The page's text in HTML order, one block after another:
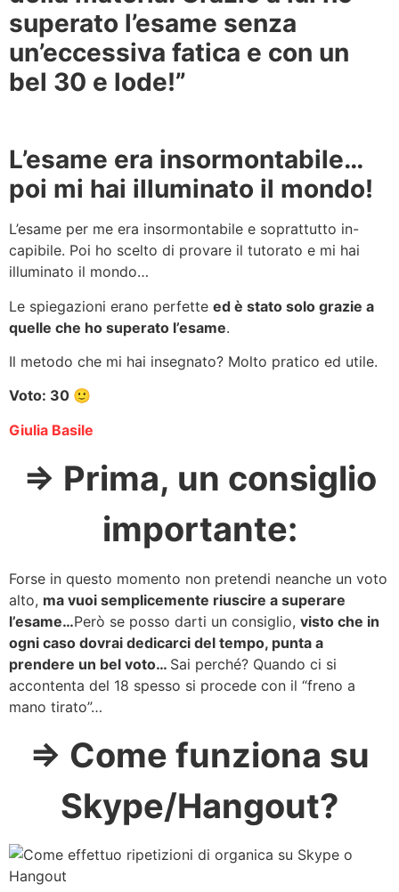
superato l’esame senza
un’eccessiva fatica e con un
bel 30 e lode!”
L’esame era insormontabile…
poi mi hai illuminato il mondo!
L’esame per me era insormontabile e soprattutto in-
capibile. Poi ho scelto di provare il tutorato e mi hai
illuminato il mondo…
Le spiegazioni erano perfette ed è stato solo grazie a
quelle che ho superato l’esame.
Il metodo che mi hai insegnato? Molto pratico ed utile.
Voto: 30 🙂
Giulia Basile
=> Prima, un consiglio
importante:
Forse in questo momento non pretendi neanche un voto
alto, ma vuoi semplicemente riuscire a superare
l’esame…Però se posso darti un consiglio, visto che in
ogni caso dovrai dedicarci del tempo, punta a
prendere un bel voto… Sai perché? Quando ci si
accontenta del 18 spesso si procede con il “freno a
mano tirato”…
=> Come funziona su
Skype/Hangout?